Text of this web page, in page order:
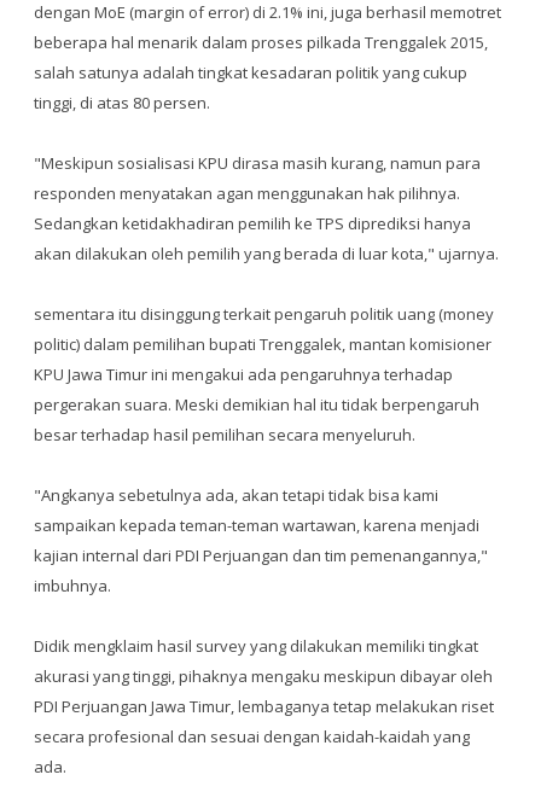
dengan MoE (margin of error) di 2.1% ini, juga berhasil memotret
beberapa hal menarik dalam proses pilkada Trenggalek 2015,
salah satunya adalah tingkat kesadaran politik yang cukup
tinggi, di atas 80 persen.
"Meskipun sosialisasi KPU dirasa masih kurang, namun para
responden menyatakan agan menggunakan hak pilihnya.
Sedangkan ketidakhadiran pemilih ke TPS diprediksi hanya
akan dilakukan oleh pemilih yang berada di luar kota," ujarnya.
sementara itu disinggung terkait pengaruh politik uang (money
politic) dalam pemilihan bupati Trenggalek, mantan komisioner
KPU Jawa Timur ini mengakui ada pengaruhnya terhadap
pergerakan suara. Meski demikian hal itu tidak berpengaruh
besar terhadap hasil pemilihan secara menyeluruh.
"Angkanya sebetulnya ada, akan tetapi tidak bisa kami
sampaikan kepada teman-teman wartawan, karena menjadi
kajian internal dari PDI Perjuangan dan tim pemenangannya,"
imbuhnya.
Didik mengklaim hasil survey yang dilakukan memiliki tingkat
akurasi yang tinggi, pihaknya mengaku meskipun dibayar oleh
PDI Perjuangan Jawa Timur, lembaganya tetap melakukan riset
secara profesional dan sesuai dengan kaidah-kaidah yang
ada.